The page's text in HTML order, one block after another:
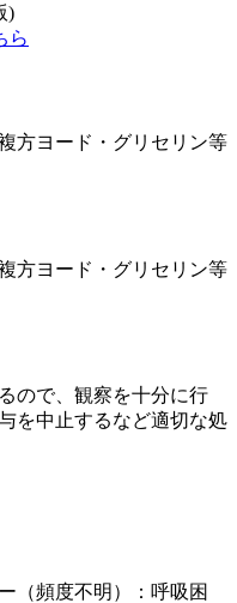
)
ら
方ヨード・グリセリン等
方ヨード・グリセリン等
ので、観察を十分に行
を中止するなど適切な処
（頻度不明）：呼吸困